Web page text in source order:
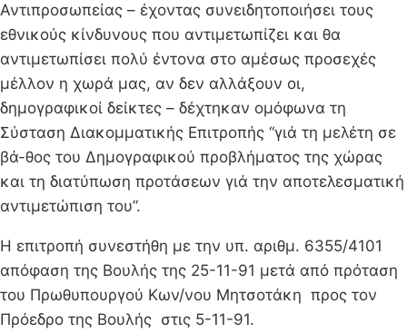
Αντιπροσωπείας – έχο­ντας συνειδητοποιήσει τους
εθνικούς κίνδυνους που αντιμετωπίζει και θα
αντιμετωπίσει πολύ έντονα στο αμέσως προσεχές
μέλλον η χωρά μας, αν δεν αλλάξουν οι,
δημογραφικοί δείκτες – δέχτηκαν ομό­φωνα τη
Σύσταση Διακομματικής Επιτροπής “γιά τη μελέτη σε
βά-θος του Δημογραφικού προβλήματος της χώρας
και τη διατύπωση προτάσεων γιά την αποτελεσματική
αντιμετώπιση του”.
Η επιτροπή συνεστήθη με την υπ. αριθμ. 6355/4101
απόφαση της Βουλής της 25-11-91 μετά από πρόταση
του Πρωθυπουργού Κων/νου Μητσοτάκη προς τον
Πρόεδρο της Βουλής στις 5-11-91.